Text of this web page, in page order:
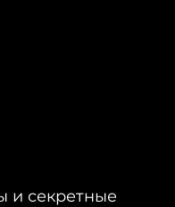
и секретные